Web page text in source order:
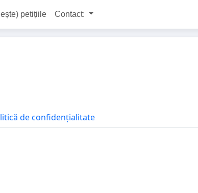
petițiile Contact:
de confidențialitate